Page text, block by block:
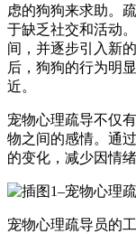
虑的狗狗来求助。
于缺乏社交和活动
间，并逐步引入新
后，狗狗的行为明
近。
宠物心理疏导不仅
物之间的感情。通
的变化，减少因情
宠物心理疏导员的